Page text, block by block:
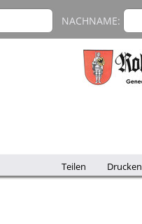
NACHNAME:
Teilen Drucken